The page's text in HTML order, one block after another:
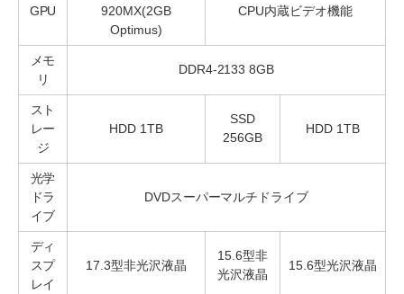
GPU
920MX(2GB
Optimus)
CPU内蔵ビデオ機能
メモ
リ
DDR4-2133 8GB
スト
レー
ジ
HDD 1TB
SSD
256GB
HDD 1TB
光学
ドラ
イブ
DVDスーパーマルチドライブ
ディ
スプ
レイ
17.3型非光沢液晶
15.6型非
光沢液晶
15.6型光沢液晶